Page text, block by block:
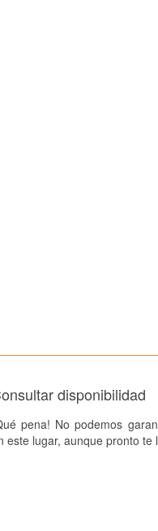
disponibilidad
pena! No podemos
este lugar, aunque pronto te